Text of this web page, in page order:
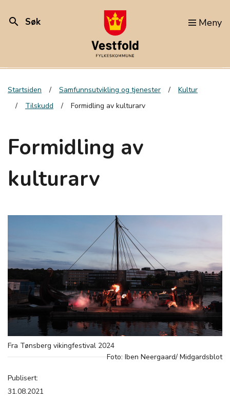
search Søk Meny
Startsiden Samfunnsutvikling og tjenester
Kultur
Tilskudd
Formidling av kulturarv
Formidling av
kulturarv
Fra Tønsberg vikingfestival 2024
Foto: Iben Neergaard/ Midgardsblot
Publisert:
31.08.2021